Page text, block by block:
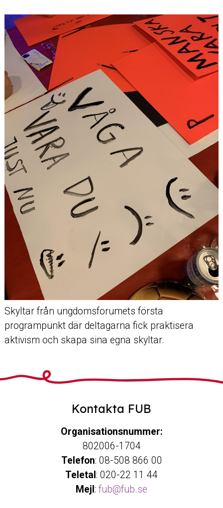
Skyltar från ungdomsforumets första
programpunkt där deltagarna fick praktisera
aktivism och skapa sina egna skyltar.
Kontakta FUB
Organisationsnummer:
802006-1704
Telefon: 08-508 866 00
Teletal : 020-22 11 44
Mejl : fub@fub.se